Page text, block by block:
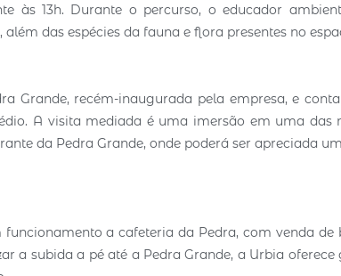
às 13h. Durante o percurso, o educador
das espécies da fauna e flora presentes no
Grande, recém-inaugurada pela empresa, e
A visita mediada é uma imersão em uma das
da Pedra Grande, onde poderá ser apreciada
a cafeteria da Pedra, com venda de
a subida a pé até a Pedra Grande, a Urbia